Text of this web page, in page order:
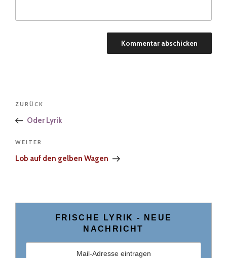
Beitragsnavigation
Vorheriger
Beitrag
ZURÜCK
Oder Lyrik
Nächster
Beitrag
WEITER
Lob auf den gelben Wagen
FRISCHE LYRIK ­- NEUE
NACHRICHT